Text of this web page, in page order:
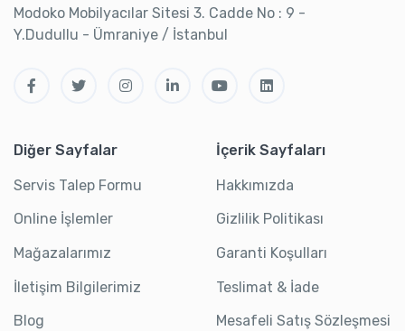
Modoko Mobilyacılar Sitesi 3. Cadde No : 9 -
Y.Dudullu - Ümraniye / İstanbul
Diğer Sayfalar
Servis Talep Formu
Online İşlemler
Mağazalarımız
İletişim Bilgilerimiz
Blog
İçerik Sayfaları
Hakkımızda
Gizlilik Politikası
Garanti Koşulları
Teslimat & İade
Mesafeli Satış Sözleşmesi